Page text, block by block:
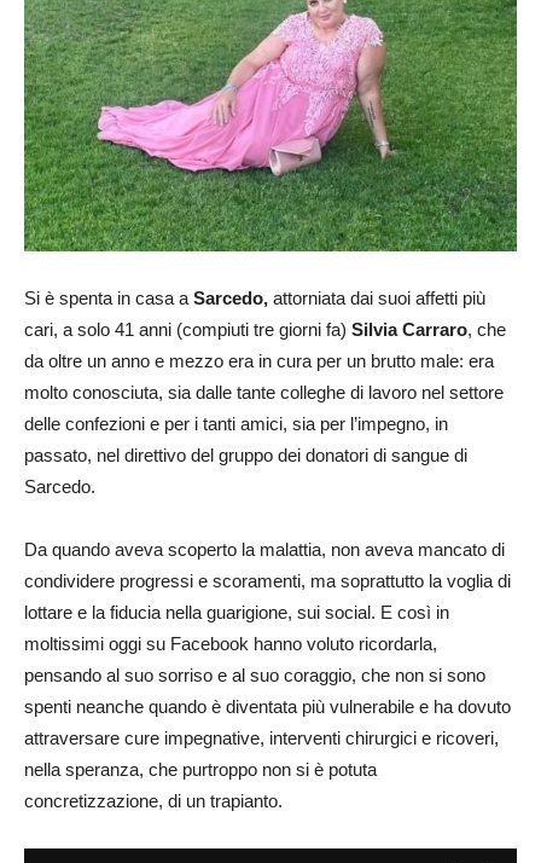
Si è spenta in casa a Sarcedo, attorniata dai suoi affetti più
cari, a solo 41 anni (compiuti tre giorni fa) Silvia Carraro, che
da oltre un anno e mezzo era in cura per un brutto male: era
molto conosciuta, sia dalle tante colleghe di lavoro nel settore
delle confezioni e per i tanti amici, sia per l’impegno, in
passato, nel direttivo del gruppo dei donatori di sangue di
Sarcedo.
Da quando aveva scoperto la malattia, non aveva mancato di
condividere progressi e scoramenti, ma soprattutto la voglia di
lottare e la fiducia nella guarigione, sui social. E così in
moltissimi oggi su Facebook hanno voluto ricordarla,
pensando al suo sorriso e al suo coraggio, che non si sono
spenti neanche quando è diventata più vulnerabile e ha dovuto
attraversare cure impegnative, interventi chirurgici e ricoveri,
nella speranza, che purtroppo non si è potuta
concretizzazione, di un trapianto.